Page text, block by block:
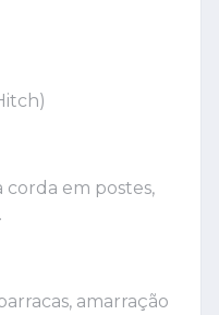
em postes,
amarração